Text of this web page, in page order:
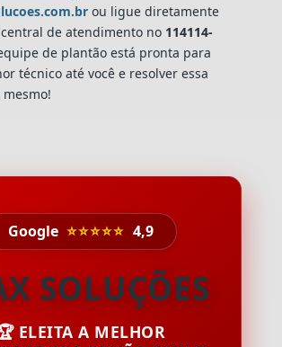
ou ligue diretamente
de atendimento no 114114-
de plantão está pronta para
técnico até você e resolver essa
Google ⭐⭐⭐⭐⭐ 4,9
SOLUÇÕES
ELEITA A MELHOR